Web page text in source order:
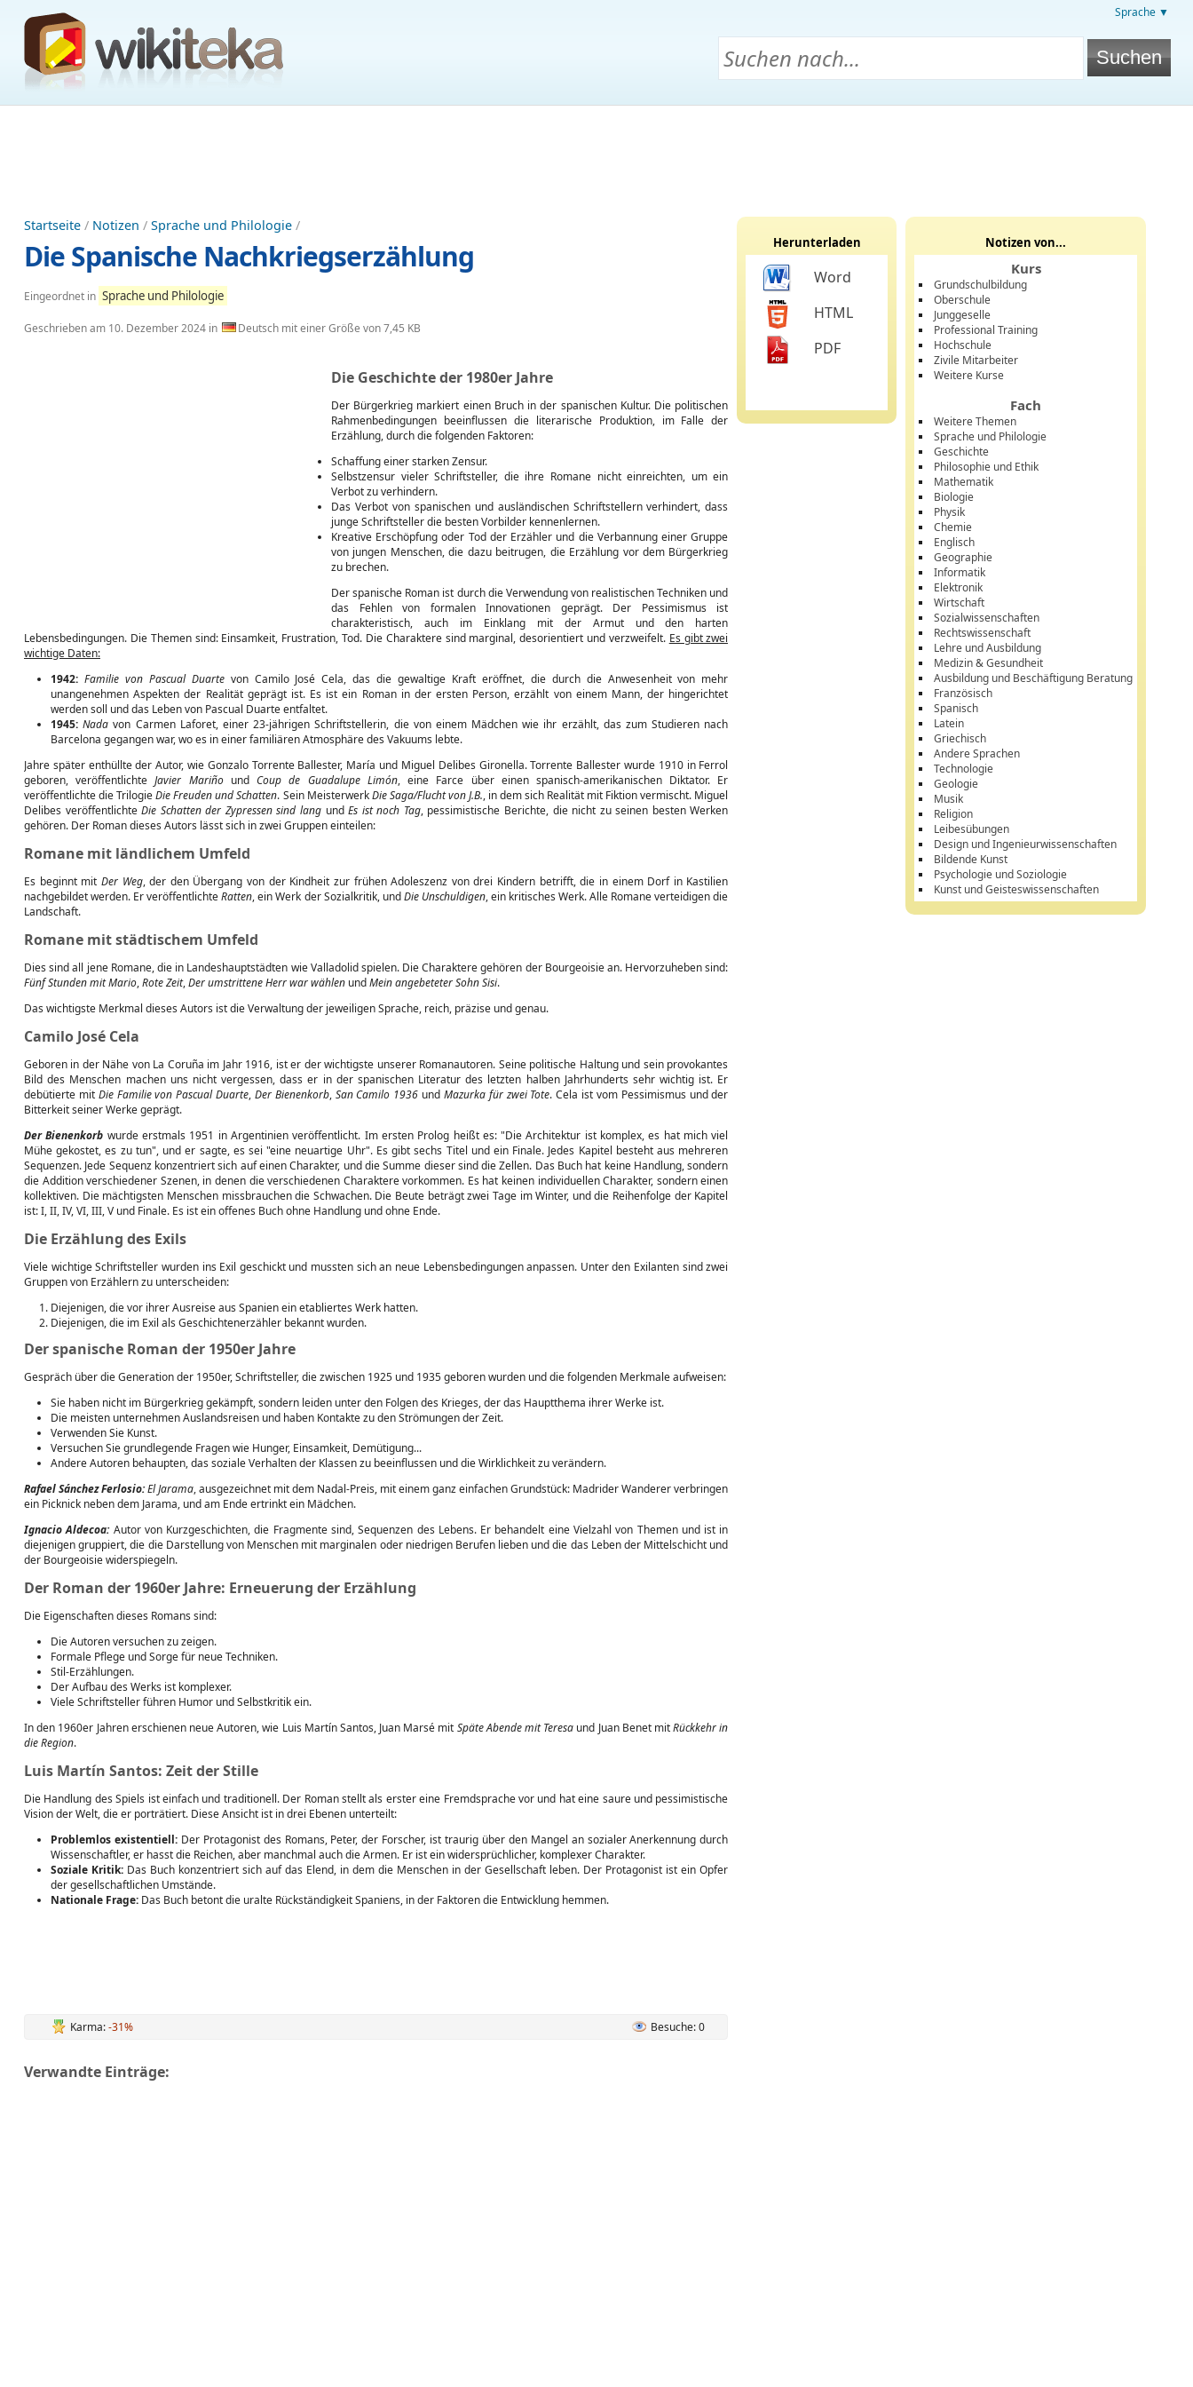
Sprache ▼
Startseite / Notizen / Sprache und Philologie /
Die Spanische Nachkriegserzählung
Eingeordnet in Sprache und Philologie
Geschrieben am 10. Dezember 2024 in Deutsch mit einer Größe von 7,45 KB
Die Geschichte der 1980er Jahre
Der Bürgerkrieg markiert einen Bruch in der spanischen Kultur. Die politischen
Rahmenbedingungen beeinflussen die literarische Produktion, im Falle der
Erzählung, durch die folgenden Faktoren:
Schaffung einer starken Zensur.
Selbstzensur vieler Schriftsteller, die ihre Romane nicht einreichten, um ein
Verbot zu verhindern.
Das Verbot von spanischen und ausländischen Schriftstellern verhindert, dass
junge Schriftsteller die besten Vorbilder kennenlernen.
Kreative Erschöpfung oder Tod der Erzähler und die Verbannung einer Gruppe
von jungen Menschen, die dazu beitrugen, die Erzählung vor dem Bürgerkrieg
zu brechen.
Der spanische Roman ist durch die Verwendung von realistischen Techniken und
das Fehlen von formalen Innovationen geprägt. Der Pessimismus ist
charakteristisch, auch im Einklang mit der Armut und den harten
Lebensbedingungen. Die Themen sind: Einsamkeit, Frustration, Tod. Die Charaktere sind marginal, desorientiert und verzweifelt. Es gibt zwei
wichtige Daten:
1942: Familie von Pascual Duartevon Camilo José Cela, das die gewaltige Kraft eröffnet, die durch die Anwesenheit von mehr
unangenehmen Aspekten der Realität geprägt ist. Es ist ein Roman in der ersten Person, erzählt von einem Mann, der hingerichtet
werden soll und das Leben von Pascual Duarte entfaltet.
1945: Nada von Carmen Laforet, einer 23-jährigen Schriftstellerin, die von einem Mädchen wie ihr erzählt, das zum Studieren nach
Barcelona gegangen war, wo es in einer familiären Atmosphäre des Vakuums lebte.
Jahre später enthüllte der Autor, wie Gonzalo Torrente Ballester, María und Miguel Delibes Gironella. Torrente Ballester wurde 1910 in Ferrol
geboren, veröffentlichteJavier MariñoundCoup de Guadalupe Limón, eine Farce über einen spanisch-amerikanischen Diktator. Er
veröffentlichte die TrilogieDie Freuden und Schatten. Sein MeisterwerkDie Saga/Flucht von J.B., in dem sich Realität mit Fiktion vermischt. Miguel
Delibes veröffentlichteDie Schatten der Zypressen sind lang undEs ist noch Tag, pessimistische Berichte, die nicht zu seinen besten Werken
gehören. Der Roman dieses Autors lässt sich in zwei Gruppen einteilen:
Romane mit ländlichem Umfeld
Es beginnt mit Der Weg, der den Übergang von der Kindheit zur frühen Adoleszenz von drei Kindern betrifft, die in einem Dorf in Kastilien
nachgebildet werden. Er veröffentlichteRatten, ein Werk der Sozialkritik, undDie Unschuldigen, ein kritisches Werk. Alle Romane verteidigen die
Landschaft.
Romane mit städtischem Umfeld
Dies sind all jene Romane, die in Landeshauptstädten wie Valladolid spielen. Die Charaktere gehören der Bourgeoisie an. Hervorzuheben sind:
Fünf Stunden mit Mario,Rote Zeit,Der umstrittene Herr war wählen undMein angebeteter Sohn Sisi.
Das wichtigste Merkmal dieses Autors ist die Verwaltung der jeweiligen Sprache, reich, präzise und genau.
Camilo José Cela
Geboren in der Nähe von La Coruña im Jahr 1916, ist er der wichtigste unserer Romanautoren. Seine politische Haltung und sein provokantes
Bild des Menschen machen uns nicht vergessen, dass er in der spanischen Literatur des letzten halben Jahrhunderts sehr wichtig ist. Er
debütierte mit Die Familie von Pascual Duarte, Der Bienenkorb, San Camilo 1936 und Mazurka für zwei Tote. Cela ist vom Pessimismus und der
Bitterkeit seiner Werke geprägt.
Der Bienenkorb wurde erstmals 1951 in Argentinien veröffentlicht. Im ersten Prolog heißt es: "Die Architektur ist komplex, es hat mich viel
Mühe gekostet, es zu tun", und er sagte, es sei "eine neuartige Uhr". Es gibt sechs Titel und ein Finale. Jedes Kapitel besteht aus mehreren
Sequenzen. Jede Sequenz konzentriert sich auf einen Charakter, und die Summe dieser sind die Zellen. Das Buch hat keine Handlung, sondern
die Addition verschiedener Szenen, in denen die verschiedenen Charaktere vorkommen. Es hat keinen individuellen Charakter, sondern einen
kollektiven. Die mächtigsten Menschen missbrauchen die Schwachen. Die Beute beträgt zwei Tage im Winter, und die Reihenfolge der Kapitel
ist: I, II, IV, VI, III, V und Finale. Es ist ein offenes Buch ohne Handlung und ohne Ende.
Die Erzählung des Exils
Viele wichtige Schriftsteller wurden ins Exil geschickt und mussten sich an neue Lebensbedingungen anpassen. Unter den Exilanten sind zwei
Gruppen von Erzählern zu unterscheiden:
Diejenigen, die vor ihrer Ausreise aus Spanien ein etabliertes Werk hatten.
Diejenigen, die im Exil als Geschichtenerzähler bekannt wurden.
Der spanische Roman der 1950er Jahre
Gespräch über die Generation der 1950er, Schriftsteller, die zwischen 1925 und 1935 geboren wurden und die folgenden Merkmale aufweisen:
Sie haben nicht im Bürgerkrieg gekämpft, sondern leiden unter den Folgen des Krieges, der das Hauptthema ihrer Werke ist.
Die meisten unternehmen Auslandsreisen und haben Kontakte zu den Strömungen der Zeit.
Verwenden Sie Kunst.
Versuchen Sie grundlegende Fragen wie Hunger, Einsamkeit, Demütigung...
Andere Autoren behaupten, das soziale Verhalten der Klassen zu beeinflussen und die Wirklichkeit zu verändern.
Rafael Sánchez Ferlosio:El Jarama, ausgezeichnet mit dem Nadal-Preis, mit einem ganz einfachen Grundstück: Madrider Wanderer verbringen
ein Picknick neben dem Jarama, und am Ende ertrinkt ein Mädchen.
Ignacio Aldecoa:Autor von Kurzgeschichten, die Fragmente sind, Sequenzen des Lebens. Er behandelt eine Vielzahl von Themen und ist in
diejenigen gruppiert, die die Darstellung von Menschen mit marginalen oder niedrigen Berufen lieben und die das Leben der Mittelschicht und
der Bourgeoisie widerspiegeln.
Der Roman der 1960er Jahre: Erneuerung der Erzählung
Die Eigenschaften dieses Romans sind:
Die Autoren versuchen zu zeigen.
Formale Pflege und Sorge für neue Techniken.
Stil-Erzählungen.
Der Aufbau des Werks ist komplexer.
Viele Schriftsteller führen Humor und Selbstkritik ein.
In den 1960er Jahren erschienen neue Autoren, wie Luis Martín Santos, Juan Marsé mit Späte Abende mit Teresa und Juan Benet mitRückkehr in
die Region.
Luis Martín Santos: Zeit der Stille
Die Handlung des Spiels ist einfach und traditionell. Der Roman stellt als erster eine Fremdsprache vor und hat eine saure und pessimistische
Vision der Welt, die er porträtiert. Diese Ansicht ist in drei Ebenen unterteilt:
Problemlos existentiell:Der Protagonist des Romans, Peter, der Forscher, ist traurig über den Mangel an sozialer Anerkennung durch
Wissenschaftler, er hasst die Reichen, aber manchmal auch die Armen. Er ist ein widersprüchlicher, komplexer Charakter.
Soziale Kritik: Das Buch konzentriert sich auf das Elend, in dem die Menschen in der Gesellschaft leben. Der Protagonist ist ein Opfer
der gesellschaftlichen Umstände.
Nationale Frage: Das Buch betont die uralte Rückständigkeit Spaniens, in der Faktoren die Entwicklung hemmen.
Karma:-31% Besuche: 0
Verwandte Einträge:
Herunterladen
Word
HTML
PDF
Notizen von...
Kurs
Grundschulbildung
Oberschule
Junggeselle
Professional Training
Hochschule
Zivile Mitarbeiter
Weitere Kurse
Fach
Weitere Themen
Sprache und Philologie
Geschichte
Philosophie und Ethik
Mathematik
Biologie
Physik
Chemie
Englisch
Geographie
Informatik
Elektronik
Wirtschaft
Sozialwissenschaften
Rechtswissenschaft
Lehre und Ausbildung
Medizin & Gesundheit
Ausbildung und Beschäftigung Beratung
Französisch
Spanisch
Latein
Griechisch
Andere Sprachen
Technologie
Geologie
Musik
Religion
Leibesübungen
Design und Ingenieurwissenschaften
Bildende Kunst
Psychologie und Soziologie
Kunst und Geisteswissenschaften